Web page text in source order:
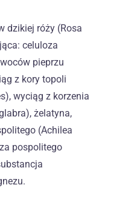
dzikiej róży (Rosa
celuloza
pieprzu
z kory topoli
wyciąg z korzenia
żelatyna,
(Achilea
pospolitego